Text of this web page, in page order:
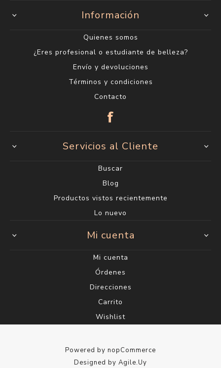
Información
Quienes somos
¿Eres profesional o estudiante de belleza?
Envío y devoluciones
Términos y condiciones
Contacto
Servicios al Cliente
Buscar
Blog
Productos vistos recientemente
Lo nuevo
Mi cuenta
Mi cuenta
Órdenes
Direcciones
Carrito
Wishlist
Powered by nopCommerce
Designed by Agile.Uy